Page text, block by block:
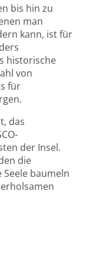
bis hin zu
man
kann, ist für
historische
von
für
das
der Insel.
die
baumeln